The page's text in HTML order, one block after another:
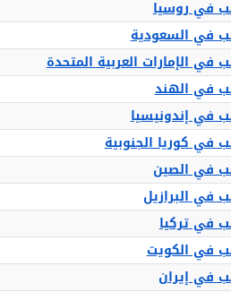
في روسيا
في السعودية
في الإمارات العربية المتحدة
في الهند
في إندونيسيا
في كوريا الجنوبية
في الصين
في البرازيل
في تركيا
في الكويت
في إيران